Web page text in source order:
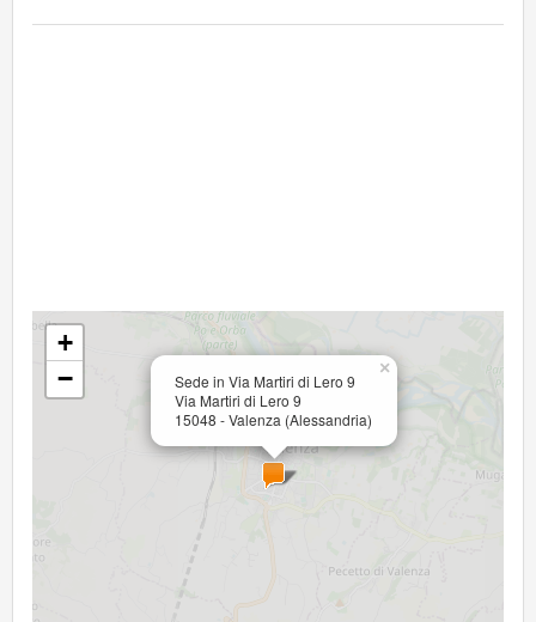
Sede in Via Martiri di Lero 9
Via Martiri di Lero 9
15048 - Valenza (Alessandria)
×
+
−